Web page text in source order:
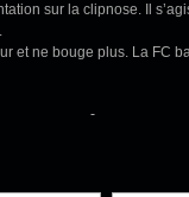
sur la clipnose. Il
et ne bouge plus. La FC